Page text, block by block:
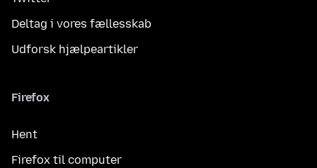
Deltag i vores fællesskab
Udforsk hjælpeartikler
Firefox
Hent
Firefox til computer